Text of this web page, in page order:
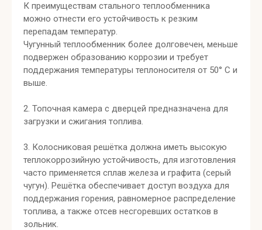
К преимуществам стального теплообменника
можно отнести его устойчивость к резким
перепадам температур.
Чугунный теплообменник более долговечен, меньше
подвержен образованию коррозии и требует
поддержания температуры теплоносителя от 50° С и
выше.
2. Топочная камера с дверцей предназначена для
загрузки и сжигания топлива.
3. Колосниковая решётка должна иметь высокую
теплокоррозийную устойчивость, для изготовления
часто применяется сплав железа и графита (серый
чугун). Решётка обеспечивает доступ воздуха для
поддержания горения, равномерное распределение
топлива, а также отсев несгоревших остатков в
зольник.